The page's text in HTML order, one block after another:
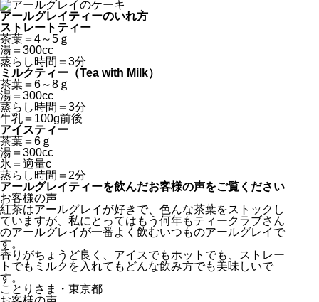
アールグレイティーのいれ方
ストレートティー
茶葉＝4～5ｇ
湯＝300cc
蒸らし時間＝3分
ミルクティー（Tea with Milk）
茶葉＝6～8ｇ
湯＝300cc
蒸らし時間＝3分
牛乳＝100g前後
アイスティー
茶葉＝6ｇ
湯＝300cc
氷＝適量c
蒸らし時間＝2分
アールグレイティーを飲んだお客様の声をご覧ください
お客様の声
紅茶はアールグレイが好きで、色んな茶葉をストックし
ていますが、私にとってはもう何年もティークラブさん
のアールグレイが一番よく飲むいつものアールグレイで
す。
香りがちょうど良く、アイスでもホットでも、ストレー
トでもミルクを入れてもどんな飲み方でも美味しいで
す。
ことりさま・東京都